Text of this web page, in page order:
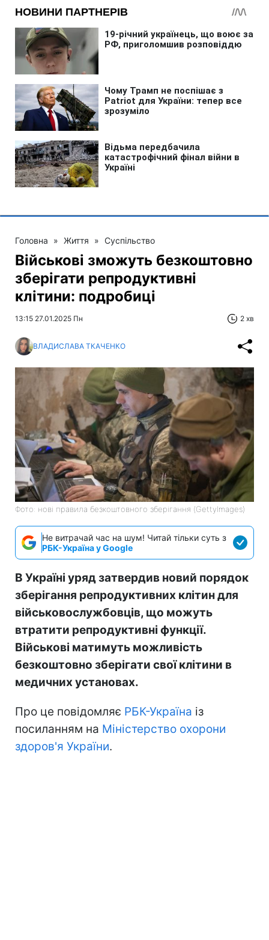
Головна » Життя » Суспільство
Військові зможуть безкоштовно
зберігати репродуктивні
клітини: подробиці
13:15 27.01.2025 Пн 2 хв
ВЛАДИСЛАВА ТКАЧЕНКО
Фото: нові правила безкоштовного зберігання (GettyImages)
Не витрачай час на шум! Читай тільки суть з
РБК-Україна у Google
В Україні уряд затвердив новий порядок
зберігання репродуктивних клітин для
військовослужбовців, що можуть
втратити репродуктивні функції.
Військові матимуть можливість
безкоштовно зберігати свої клітини в
медичних установах.
Про це повідомляє РБК-Україна із
посиланням на Міністерство охорони
здоров'я України.